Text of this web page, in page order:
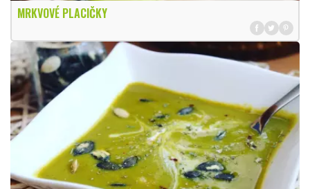
MRKVOVÉ PLACIČKY